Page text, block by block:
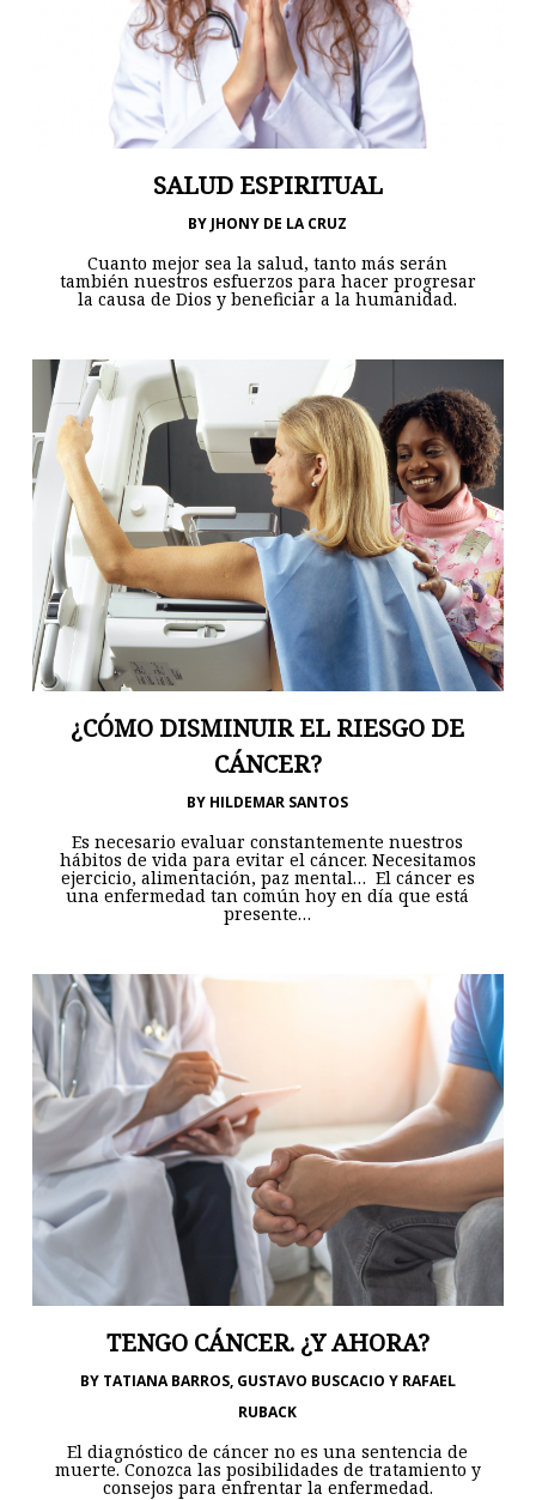
SALUD ESPIRITUAL
BY JHONY DE LA CRUZ
Cuanto mejor sea la salud, tanto más serán
también nuestros esfuerzos para hacer progresar
la causa de Dios y beneficiar a la humanidad.
¿CÓMO DISMINUIR EL RIESGO DE
CÁNCER?
BY HILDEMAR SANTOS
Es necesario evaluar constantemente nuestros
hábitos de vida para evitar el cáncer. Necesitamos
ejercicio, alimentación, paz mental… El cáncer es
una enfermedad tan común hoy en día que está
presente…
TENGO CÁNCER. ¿Y AHORA?
BY TATIANA BARROS, GUSTAVO BUSCACIO Y RAFAEL
RUBACK
El diagnóstico de cáncer no es una sentencia de
muerte. Conozca las posibilidades de tratamiento y
consejos para enfrentar la enfermedad.